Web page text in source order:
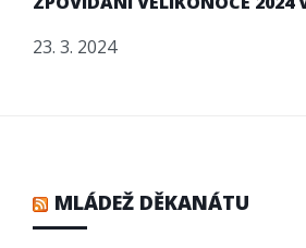
23. 3. 2024
MLÁDEŽ DĚKANÁTU